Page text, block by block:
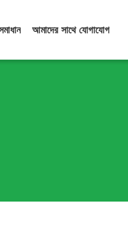
আমাদের সাথে যোগাযোগ